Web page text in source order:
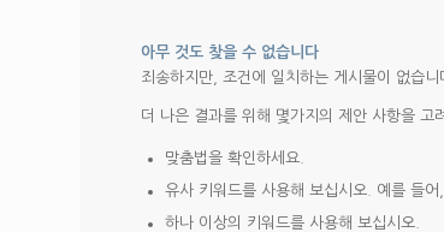
아무 것도 찾을 수 없습니다
죄송하지만, 조건에 일치하는 게시물이 없습
더 나은 결과를 위해 몇가지의 제안 사항을 고
맞춤법을 확인하세요.
유사 키워드를 사용해 보십시오. 예를 들
하나 이상의 키워드를 사용해 보십시오.